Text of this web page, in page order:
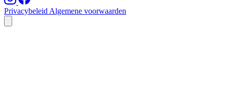
PrivacybeleidAlgemene voorwaarden